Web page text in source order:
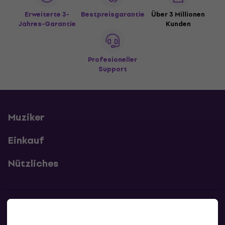
Erweiterte 3-
Jahres-Garantie
Bestpreisgarantie
Über 3 Millionen
Kunden
Profesioneller
Support
Muziker
Einkauf
Nützliches